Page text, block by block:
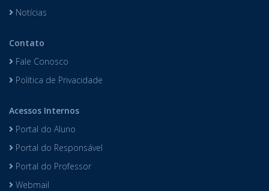
Notícias
Contato
Fale Conosco
Política de Privacidade
Acessos Internos
Portal do Aluno
Portal do Responsável
Portal do Professor
Webmail